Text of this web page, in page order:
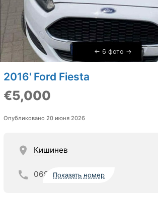
6 фото
2016' Ford Fiesta
€5,000
Опубликовано 20 июня 2026
Кишинев
069 Показать номер